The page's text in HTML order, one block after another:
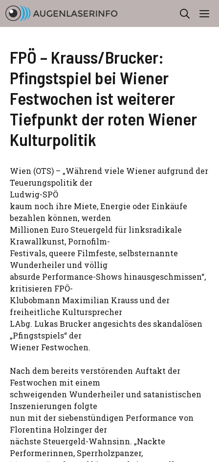
Zum
Inhalt
springen
FPÖ – Krauss/Brucker:
Pfingstspiel bei Wiener
Festwochen ist weiterer
Tiefpunkt der roten Wiener
Kulturpolitik
Wien (OTS) – „Während viele Wiener aufgrund der
Teuerungspolitik der
Ludwig-SPÖ
kaum noch ihre Miete, Energie oder Einkäufe
bezahlen können, werden
Millionen Euro Steuergeld für linksradikale
Krawallkunst, Pornofilm-
Festivals, queere Filmfeste, selbsternannte
Wunderheiler und völlig
absurde Performance-Shows hinausgeschmissen“,
kritisieren FPÖ-
Klubobmann Maximilian Krauss und der
freiheitliche Kultursprecher
LAbg. Lukas Brucker angesichts des skandalösen
„Pfingstspiels“ der
Wiener Festwochen.
Nach dem bereits verstörenden Auftakt der
Festwochen mit einem
schweigenden Wunderheiler und satanistischen
Inszenierungen folgte
nun mit der siebenstündigen Performance von
Florentina Holzinger der
nächste Steuergeld-Wahnsinn. „Nackte
Performerinnen, Sperrholzpanzer,